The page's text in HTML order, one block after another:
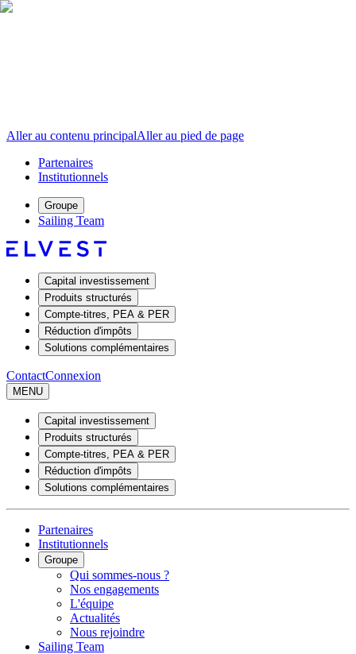
Aller au contenu principalAller au pied de page
Partenaires
Institutionnels
Groupe
Sailing Team
Capital investissement
Produits structurés
Compte-titres, PEA & PER
Réduction d'impôts
Solutions complémentaires
ContactConnexion
MENU
Capital investissement
Produits structurés
Compte-titres, PEA & PER
Réduction d'impôts
Solutions complémentaires
Partenaires
Institutionnels
Groupe
Qui sommes-nous ?
Nos engagements
L'équipe
Actualités
Nous rejoindre
Sailing Team